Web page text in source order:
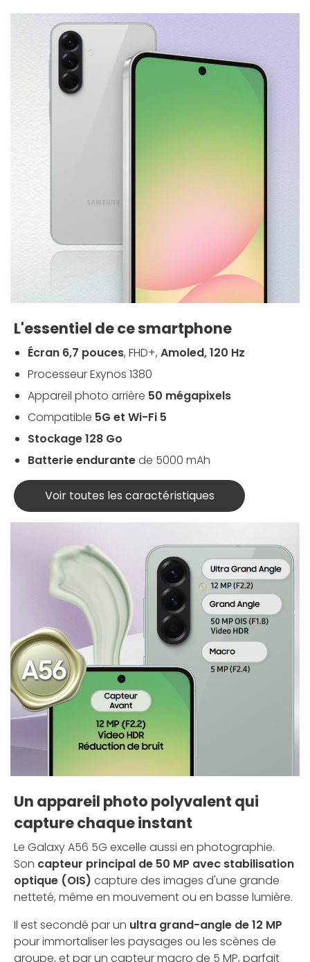
L'essentiel de ce smartphone
Écran 6,7 pouces, FHD+, Amoled, 120 Hz
Processeur Exynos 1380
Appareil photo arrière 50 mégapixels
Compatible 5G et Wi-Fi 5
Stockage 128 Go
Batterie endurantede 5000 mAh
Voir toutes les caractéristiques
Un appareil photo polyvalent qui
capture chaque instant
Le Galaxy A56 5G excelle aussi en photographie.
Son capteur principal de 50 MP avec stabilisation
optique (OIS) capture des images d'une grande
netteté, même en mouvement ou en basse lumière.
Il est secondé par un ultra grand-angle de 12 MP
pour immortaliser les paysages ou les scènes de
groupe, et par un capteur macro de 5 MP, parfait